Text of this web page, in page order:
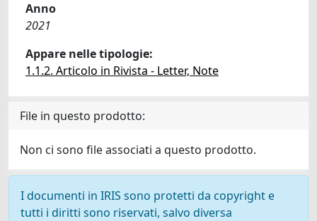
Anno
2021
Appare nelle tipologie:
1.1.2. Articolo in Rivista - Letter, Note
File in questo prodotto:
Non ci sono file associati a questo prodotto.
I documenti in IRIS sono protetti da copyright e
tutti i diritti sono riservati, salvo diversa